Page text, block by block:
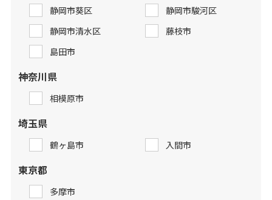
静岡市葵区
静岡市駿河区
静岡市清水区
藤枝市
島田市
神奈川県
相模原市
埼玉県
鶴ヶ島市 入間市
東京都
多摩市